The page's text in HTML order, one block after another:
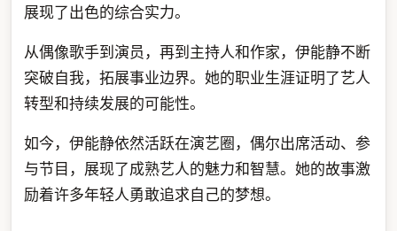
展现了出色的综合实力。
从偶像歌手到演员，再到主持人和作家，伊能静不断
突破自我，拓展事业边界。她的职业生涯证明了艺人
转型和持续发展的可能性。
如今，伊能静依然活跃在演艺圈，偶尔出席活动、参
与节目，展现了成熟艺人的魅力和智慧。她的故事激
励着许多年轻人勇敢追求自己的梦想。